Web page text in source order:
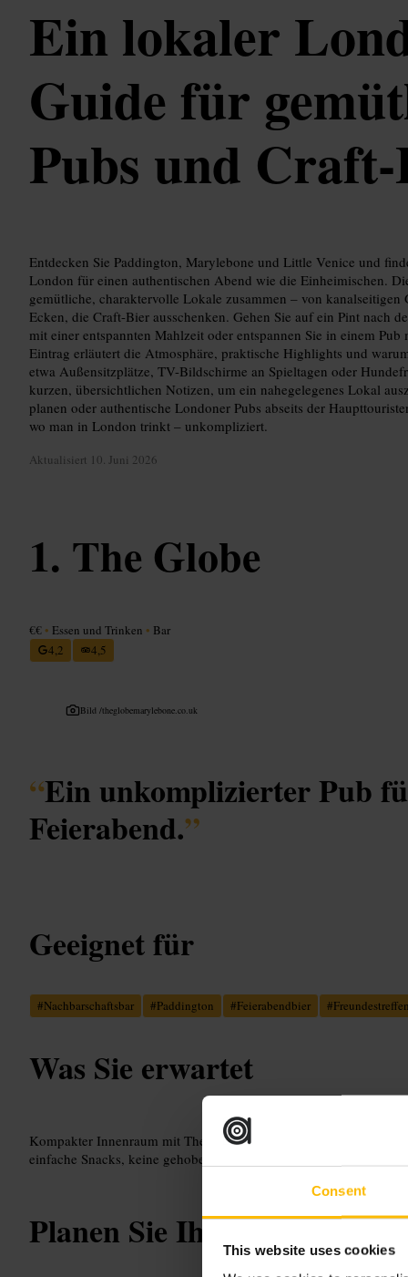
Consent
This website uses cookies
Ein lokaler
Guide für
Pubs und
Entdecken Sie Paddington, Marylebone und Little Venice und
London für einen authentischen Abend wie die Einheimischen.
gemütliche, charaktervolle Lokale zusammen – von kanalseitigen
Ecken, die Craft-Bier ausschenken. Gehen Sie auf ein Pint nach
mit einer entspannten Mahlzeit oder entspannen Sie in einem
Eintrag erläutert die Atmosphäre, praktische Highlights und
etwa Außensitzplätze, TV-Bildschirme an Spieltagen oder
kurzen, übersichtlichen Notizen, um ein nahegelegenes Lokal
planen oder authentische Londoner Pubs abseits der
wo man in London trinkt – unkompliziert.
Aktualisiert 10. Juni 2026
The Globe
€€ • Essen und Trinken • Bar
4,2
4,5
Bild /theglobemarylebone.co.uk
“Ein unkomplizierter Pub
Feierabend.”
Geeignet für
#Nachbarschaftsbar #Paddington #Feierabendbier #Freundestreffen
Was Sie erwartet
Kompakter Innenraum mit Theke und Hockern. Fokus auf Bier
einfache Snacks, keine gehobene Küche. Die Stimmung ist
Planen Sie Ihren Besuch